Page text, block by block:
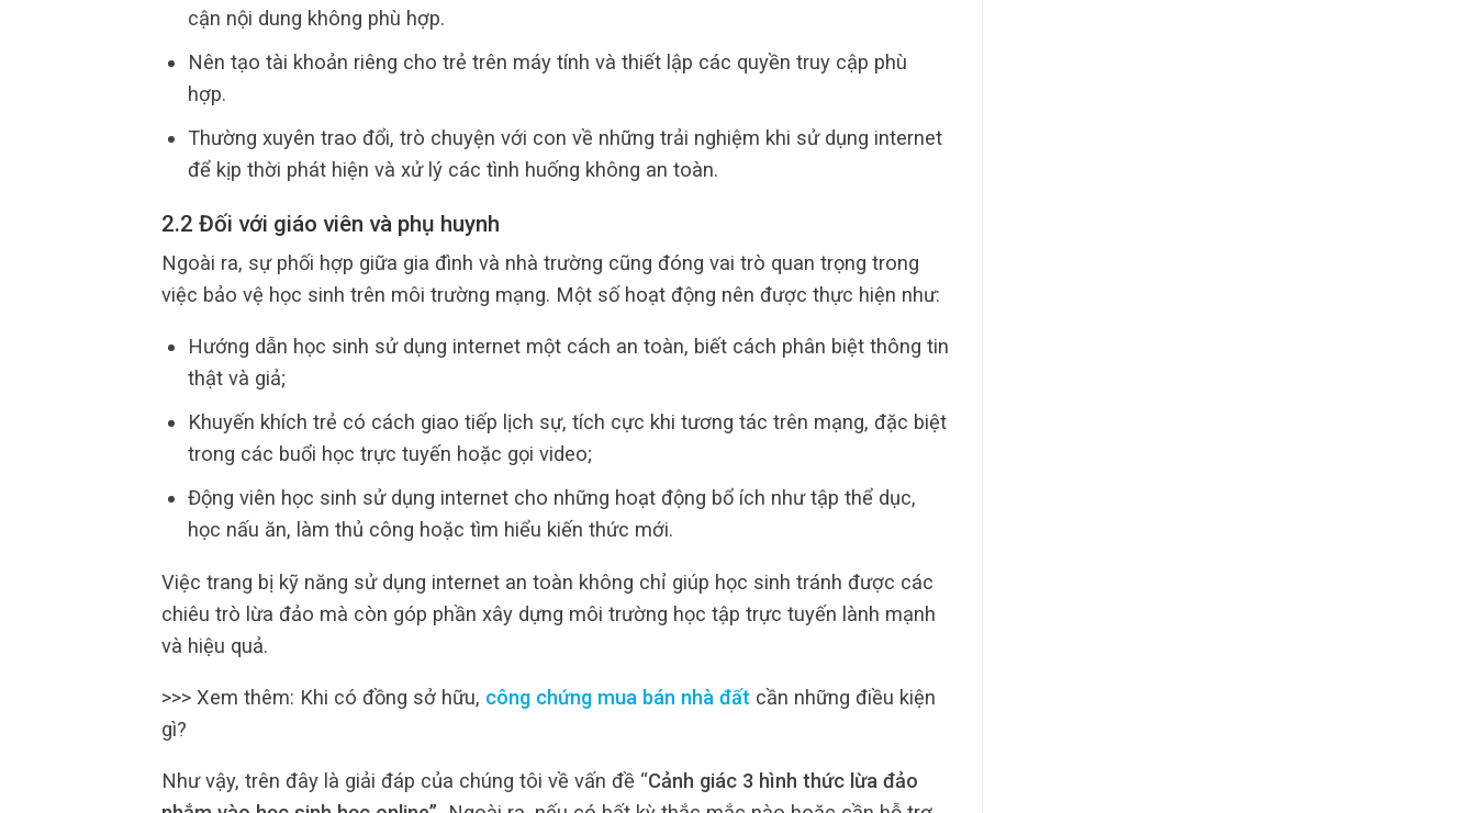
cận nội dung không phù hợp.
Nên tạo tài khoản riêng cho trẻ trên máy tính và thiết lập các quyền truy cập phù
hợp.
Thường xuyên trao đổi, trò chuyện với con về những trải nghiệm khi sử dụng internet
để kịp thời phát hiện và xử lý các tình huống không an toàn.
2.2 Đối với giáo viên và phụ huynh
Ngoài ra, sự phối hợp giữa gia đình và nhà trường cũng đóng vai trò quan trọng trong
việc bảo vệ học sinh trên môi trường mạng. Một số hoạt động nên được thực hiện như:
Hướng dẫn học sinh sử dụng internet một cách an toàn, biết cách phân biệt thông tin
thật và giả;
Khuyến khích trẻ có cách giao tiếp lịch sự, tích cực khi tương tác trên mạng, đặc biệt
trong các buổi học trực tuyến hoặc gọi video;
Động viên học sinh sử dụng internet cho những hoạt động bổ ích như tập thể dục,
học nấu ăn, làm thủ công hoặc tìm hiểu kiến thức mới.
Việc trang bị kỹ năng sử dụng internet an toàn không chỉ giúp học sinh tránh được các
chiêu trò lừa đảo mà còn góp phần xây dựng môi trường học tập trực tuyến lành mạnh
và hiệu quả.
>>> Xem thêm: Khi có đồng sở hữu, công chứng mua bán nhà đất cần những điều kiện
gì?
Như vậy, trên đây là giải đáp của chúng tôi về vấn đề “Cảnh giác 3 hình thức lừa đảo